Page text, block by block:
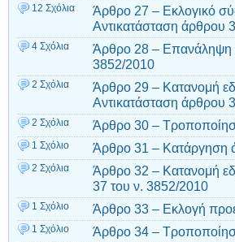
12 Σχόλια
Άρθρο 27 – Εκλογικό
Αντικατάσταση άρθρου
4 Σχόλια
Άρθρο 28 – Επανάληψη
3852/2010
2 Σχόλια
Άρθρο 29 – Κατανομή
Αντικατάσταση άρθρου
2 Σχόλια Άρθρο 30 –
1 Σχόλιο Άρθρο 31 – Κατάργηση
2 Σχόλια
Άρθρο 32 – Κατανομή
37 του ν. 3852/2010
1 Σχόλιο Άρθρο 33 – Εκλογή
1 Σχόλιο Άρθρο 34 –